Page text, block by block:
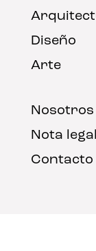
Diseño
Arte
Nosotros
Nota legal
Contacto